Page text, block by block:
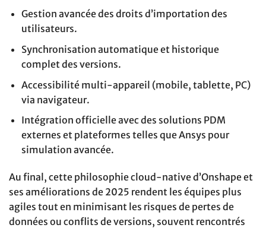
Gestion avancée des droits d’importation des
utilisateurs.
Synchronisation automatique et historique
complet des versions.
Accessibilité multi-appareil (mobile, tablette, PC)
via navigateur.
Intégration officielle avec des solutions PDM
externes et plateformes telles que Ansys pour
simulation avancée.
Au final, cette philosophie cloud-native d’Onshape et
ses améliorations de 2025 rendent les équipes plus
agiles tout en minimisant les risques de pertes de
données ou conflits de versions, souvent rencontrés